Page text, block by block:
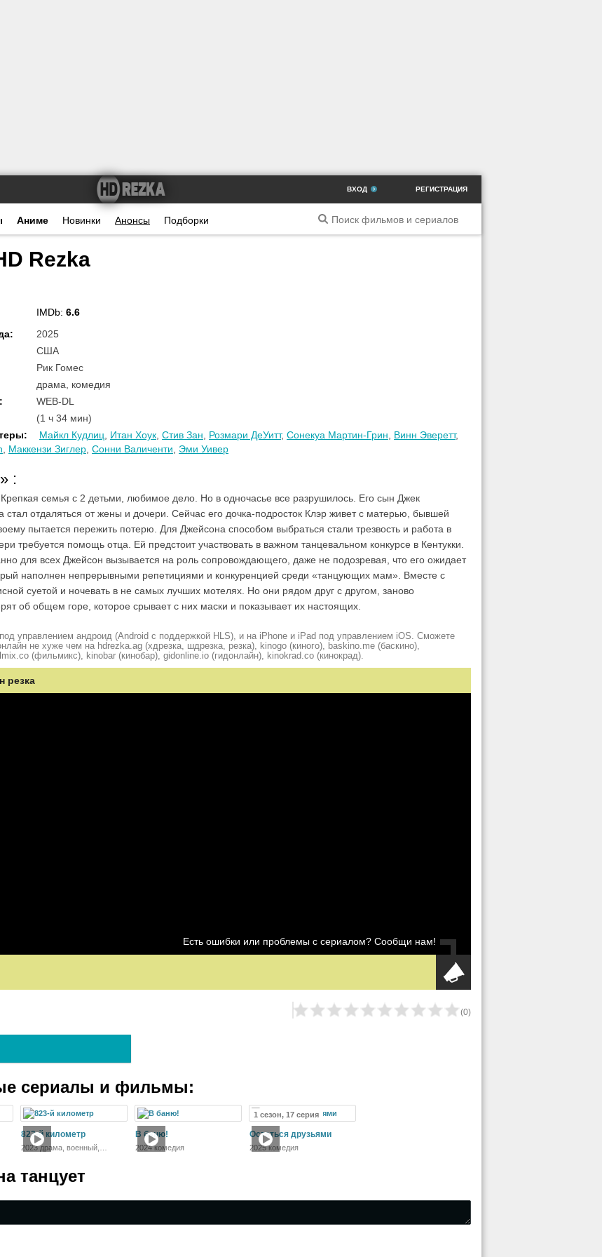
ВХОД РЕГИСТРАЦИЯ
Аниме Новинки Анонсы Подборки
Rezka
IMDb: 6.6
:
2025
США
Рик Гомес
драма, комедия
:
WEB-DL
(1 ч 34 мин)
: Майкл Кудлиц Итан Хоук Стив Зан Розмари ДеУитт, Сонекуа Мартин-Грин Винн Эверетт,
Маккензи Зиглер Сонни Валиченти Эми Уивер
:
семья с 2 детьми, любимое дело. Но в одночасье все разрушилось. Его сын Джек
отдаляться от жены и дочери. Сейчас его дочка-подросток Клэр живет с матерью, бывшей
пытается пережить потерю. Для Джейсона способом выбраться стали трезвость и работа в
требуется помощь отца. Ей предстоит участвовать в важном танцевальном конкурсе в Кентукки.
для всех Джейсон вызывается на роль сопровождающего, даже не подозревая, что его ожидает
наполнен непрерывными репетициями и конкуренцией среди «танцующих мам». Вместе с
суетой и ночевать в не самых лучших мотелях. Но они рядом друг с другом, заново
об общем горе, которое срывает с них маски и показывает их настоящих.
управлением андроид (Android с поддержкой HLS), и на iPhone и iPad под управлением iOS. Сможете
не хуже чем на hdrezka.ag (хдрезка, шдрезка, резка), kinogo (киного), baskino.me (баскино),
(фильмикс), kinobar (кинобар), gidonline.io (гидонлайн), kinokrad.сo (кинокрад).
резка
Есть ошибки или проблемы с сериалом? Сообщи нам!
(0)
сериалы и фильмы:
823-й километр
2023 драма, военный,
В баню!
2024 комедия
1 сезон, 17 серия
Остаться друзьями
2025 комедия
танцует